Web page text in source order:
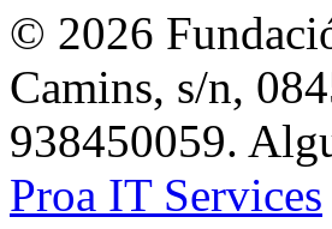
© 2026
Camins, s/n,
938450059.
Proa IT Services